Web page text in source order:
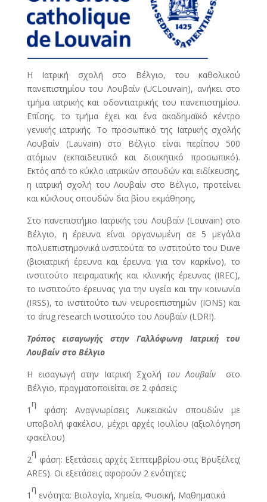
Η Ιατρική σχολή στο Βέλγιο, του καθολικού
πανεπιστημίου του Λουβαίν (UCLouvain), ανήκει στο
τμήμα ιατρικής και οδοντιατρικής του πανεπιστημίου.
Επίσης, το τμήμα έχει και ένα ακαδημαϊκό κέντρο
γενικής ιατρικής. To προσωπικό της Ιατρικής σχολής
Λουβαίν (Lauvain) στο Βέλγιο είναι περίπου 500
ατόμων (εκπαιδευτικό και διοικητικό προσωπικό).
Εκτός από το κύκλο ιατρικών σπουδών και ειδίκευσης,
η ιατρική σχολή του Λουβαίν στο Βέλγιο, προτείνει
και κύκλους σπουδών δια βίου εκμάθησης.
Στο πανεπιστήμιο Ιατρικής του Λουβαίν (Louvain) στο
Βέλγιο, η έρευνα είναι οργανωμένη σε 5 μεγάλα
πολυεπιστημονικά ινστιτούτα: το ινστιτούτο του Duve
(βιοιατρική έρευνα και έρευνα για τον καρκίνο), το
ινστιτούτο πειραματικής και κλινικής έρευνας (IREC),
το ινστιτούτο έρευνας για την υγεία και την κοινωνία
(IRSS), το ινστιτούτο των νευροεπιστημών (IΟNS) και
το drug research ινστιτούτο του Λουβαίν (LDRI).
Τρόπος εισαγωγής στην Γαλλόφωνη Ιατρική του
Λουβαίν στο Βέλγιο
Η εισαγωγή στην Ιατρική Σχολή του Λουβαίν
στο
Βέλγιο, πραγματοποιείται σε 2 φάσεις:
1
η
φάση: Αναγνωρίσεις Λυκειακών σπουδών με
υποβολή φακέλου, μέχρι αρχές Ιουλίου (αξιολόγηση
φακέλου)
2
η
φάση: Εξετάσεις αρχές Σεπτεμβρίου στις Βρυξέλες(
ΑRES). Οι εξετάσεις αφορούν 2 ενότητες:
1
η
ενότητα: Βιολογία, Χημεία, Φυσική, Μαθηματικά